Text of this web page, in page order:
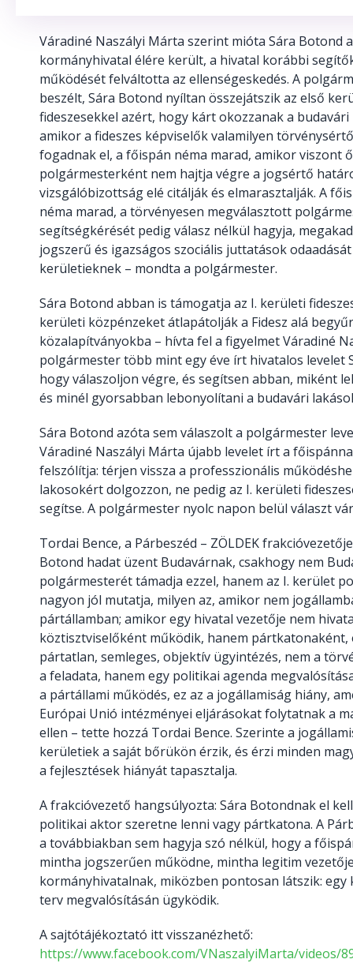
Váradiné Naszályi Márta szerint mióta Sára Botond
kormányhivatal élére került, a hivatal korábbi
működését felváltotta az ellenségeskedés. A
beszélt, Sára Botond nyíltan összejátszik az első
fideszesekkel azért, hogy kárt okozzanak a
amikor a fideszes képviselők valamilyen
fogadnak el, a főispán néma marad, amikor viszont ő
polgármesterként nem hajtja végre a jogsértő
vizsgálóbizottság elé citálják és elmarasztalják. A
néma marad, a törvényesen megválasztott
segítségkérését pedig válasz nélkül hagyja,
jogszerű és igazságos szociális juttatások odaadását
kerületieknek – mondta a polgármester.
Sára Botond abban is támogatja az I. kerületi
kerületi közpénzeket átlapátolják a Fidesz alá
közalapítványokba – hívta fel a figyelmet Váradiné
polgármester több mint egy éve írt hivatalos levelet
hogy válaszoljon végre, és segítsen abban, miként
és minél gyorsabban lebonyolítani a budavári
Sára Botond azóta sem válaszolt a polgármester
Váradiné Naszályi Márta újabb levelet írt a
felszólítja: térjen vissza a professzionális
lakosokért dolgozzon, ne pedig az I. kerületi
segítse. A polgármester nyolc napon belül választ
Tordai Bence, a Párbeszéd – ZÖLDEK
Botond hadat üzent Budavárnak, csakhogy nem
polgármesterét támadja ezzel, hanem az I. kerület
nagyon jól mutatja, milyen az, amikor nem
pártállamban; amikor egy hivatal vezetője nem
köztisztviselőként működik, hanem pártkatonaként,
pártatlan, semleges, objektív ügyintézés, nem a
a feladata, hanem egy politikai agenda
a pártállami működés, ez az a jogállamiság hiány,
Európai Unió intézményei eljárásokat folytatnak a
ellen – tette hozzá Tordai Bence. Szerinte a
kerületiek a saját bőrükön érzik, és érzi minden
a fejlesztések hiányát tapasztalja.
A frakcióvezető hangsúlyozta: Sára Botondnak el
politikai aktor szeretne lenni vagy pártkatona. A
a továbbiakban sem hagyja szó nélkül, hogy a
mintha jogszerűen működne, mintha legitim
kormányhivatalnak, miközben pontosan látszik:
terv megvalósításán ügyködik.
A sajtótájékoztató itt visszanézhető:
https://www.facebook.com/VNaszalyiMarta/videos/